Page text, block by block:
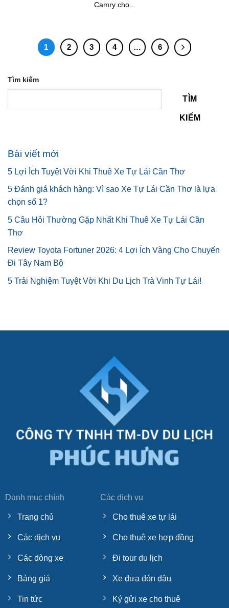
Camry cho...
1 2 3 4 … 6
Tìm kiếm
TÌM
KIẾM
Bài viết mới
5 Lợi Ích Tuyệt Vời Khi Thuê Xe Tự Lái Cần Thơ
5 Đánh giá khách hàng: Vì sao Xe Tự Lái Cần Thơ là lựa
chọn số 1?
5 Câu Hỏi Thường Gặp Nhất Khi Thuê Xe Tự Lái Cần
Thơ
Review Toyota Fortuner 2026: 4 Lợi Ích Vàng Cho Chuyến
Đi Tây Nam Bộ
5 Trải Nghiệm Tuyệt Vời Khi Du Lịch Trà Vinh Tự Lái!
Danh mục chính
Trang chủ
Các dịch vụ
Các dòng xe
Bảng giá
Tin tức
Các dịch vụ
Cho thuê xe tự lái
Cho thuê xe hợp đồng
Đi tour du lịch
Xe đưa đón dâu
Ký gửi xe cho thuê